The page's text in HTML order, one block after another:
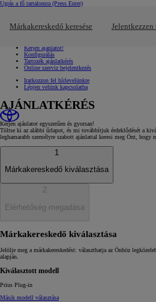
Ugrás a fő tartalomra (Press Enter)
Márkakereskedő keresése Jelentkezzen
Gyors linkek Kattintson ide a bezáráshoz
Kérjen ajánlatot!
Konfigurálás
Tartozék ajánlatkérés
Online szerviz bejelentkezés
Iratkozzon fel hírlevelünkre
Lépjen velünk kapcsolatba
AJÁNLATKÉRÉS
Kérjen ajánlatot egyszerűen és gyorsan!
Töltse ki az alábbi űrlapot, és mi továbbítjuk érdeklődését a
leghamarabb személyre szabott ajánlattal keresi meg Önt, hogy
1
Márkakereskedő kiválasztása
2
Elérhetőség megadása
Márkakereskedő kiválasztása
Jelölje meg a márkakereskedést: választhatja az Önhöz
alapján.
Kiválasztott modell
Prius Plug-in
Másik modell választása